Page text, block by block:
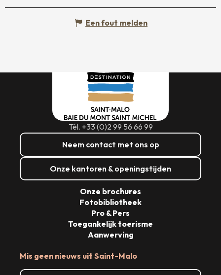
Een fout melden
Tél. +33 (0)2 99 56 66 99
Neem contact met ons op
Onze kantoren & openingstijden
Mis geen nieuws uit Saint-Malo
Onze brochures
Fotobibliotheek
Pro & Pers
Toegankelijk toerisme
Aanwerving